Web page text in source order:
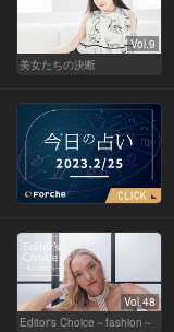
Vol.9
美女たちの決断
Vol.48
Editor's Choice～fashion～